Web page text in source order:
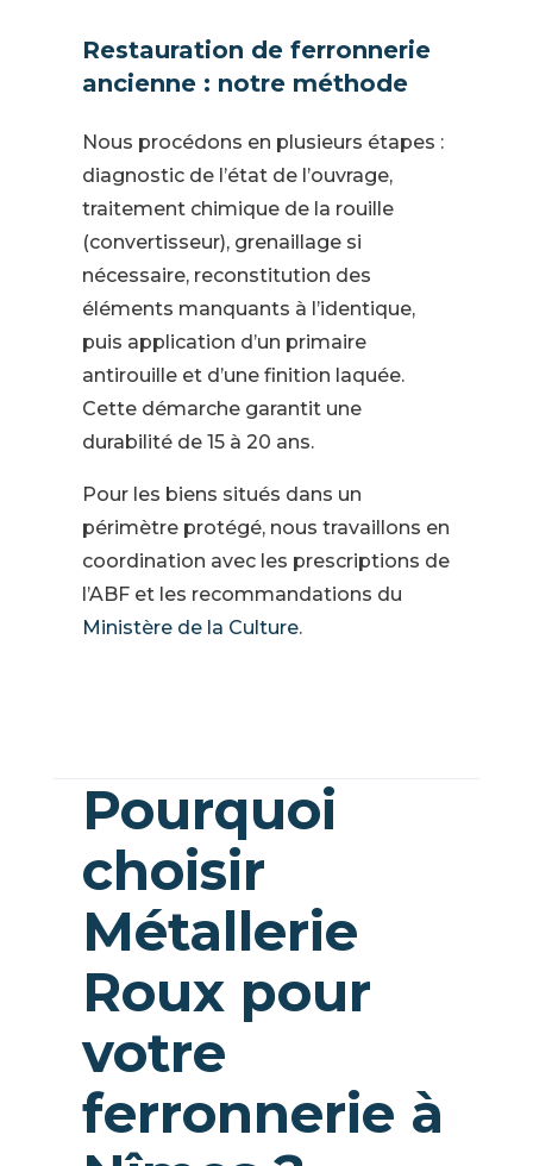
Restauration de ferronnerie
ancienne : notre méthode
Nous procédons en plusieurs étapes :
diagnostic de l’état de l’ouvrage,
traitement chimique de la rouille
(convertisseur), grenaillage si
nécessaire, reconstitution des
éléments manquants à l’identique,
puis application d’un primaire
antirouille et d’une finition laquée.
Cette démarche garantit une
durabilité de 15 à 20 ans.
Pour les biens situés dans un
périmètre protégé, nous travaillons en
coordination avec les prescriptions de
l’ABF et les recommandations du
Ministère de la Culture.
Pourquoi
choisir
Métallerie
Roux pour
votre
ferronnerie à